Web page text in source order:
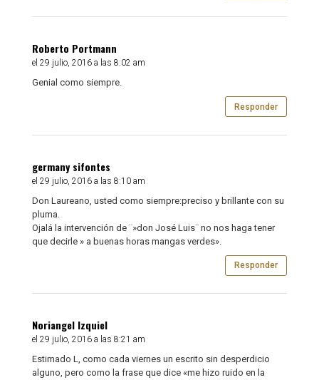
Roberto Portmann
el 29 julio, 2016 a las 8:02 am
Genial como siempre.
Responder
germany sifontes
el 29 julio, 2016 a las 8:10 am
Don Laureano, usted como siempre:preciso y brillante con su
pluma.
Ojalá la intervención de ¨»don José Luis¨ no nos haga tener
que decirle » a buenas horas mangas verdes».
Responder
Noriangel Izquiel
el 29 julio, 2016 a las 8:21 am
Estimado L, como cada viernes un escrito sin desperdicio
alguno, pero como la frase que dice «me hizo ruido en la